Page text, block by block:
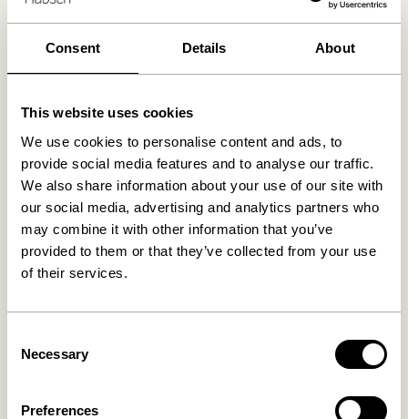
Consent Details About
This website uses cookies
We use cookies to personalise content and ads, to
provide social media features and to analyse our traffic.
We also share information about your use of our site with
our social media, advertising and analytics partners who
may combine it with other information that you’ve
provided to them or that they’ve collected from your use
of their services.
Selection
Necessary
Preferences
Produits similaires
1.299,00kr.